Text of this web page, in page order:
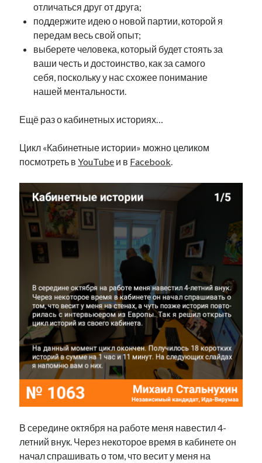
отличаться друг от друга;
поддержите идею о новой партии, которой я
передам весь свой опыт;
выберете человека, который будет стоять за
ваши честь и достоинство, как за самого
себя, поскольку у нас схожее понимание
нашей ментальности.
Ещё раз о кабинетных историях…
Цикл «Кабинетные истории» можно целиком
посмотреть вYouTube и в Facebook.
В середине октября на работе меня навестил 4-
летний внук. Через некоторое время в кабинете он
начал спрашивать о том, что весит у меня на